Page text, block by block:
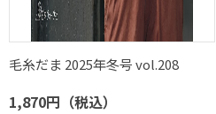
毛糸だま 2025年冬号 vol.208
1,870円（税込）